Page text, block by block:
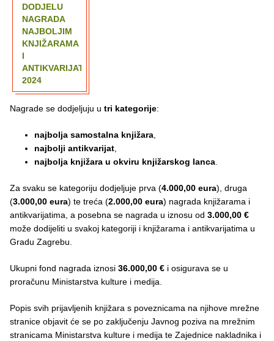
DODJELU
NAGRADA
NAJBOLJIM
KNJIŽARAMA
I
ANTIKVARIJATIMA
2024
Nagrade se dodjeljuju u tri kategorije:
najbolja samostalna knjižara
najbolji antikvarijat
najbolja knjižara u okviru knjižarskog lanca
Za svaku se kategoriju dodjeljuje prva (4.000,00 eura), druga
(3.000,00 eura) te treća (2.000,00 eura) nagrada knjižarama i
antikvarijatima, a posebna se nagrada u iznosu od 3.000,00 €
može dodijeliti u svakoj kategoriji i knjižarama i antikvarijatima u
Gradu Zagrebu.
Ukupni fond nagrada iznosi 36.000,00 € i osigurava se u
proračunu Ministarstva kulture i medija.
Popis svih prijavljenih knjižara s poveznicama na njihove mrežne
stranice objavit će se po zaključenju Javnog poziva na mrežnim
stranicama Ministarstva kulture i medija te Zajednice nakladnika i